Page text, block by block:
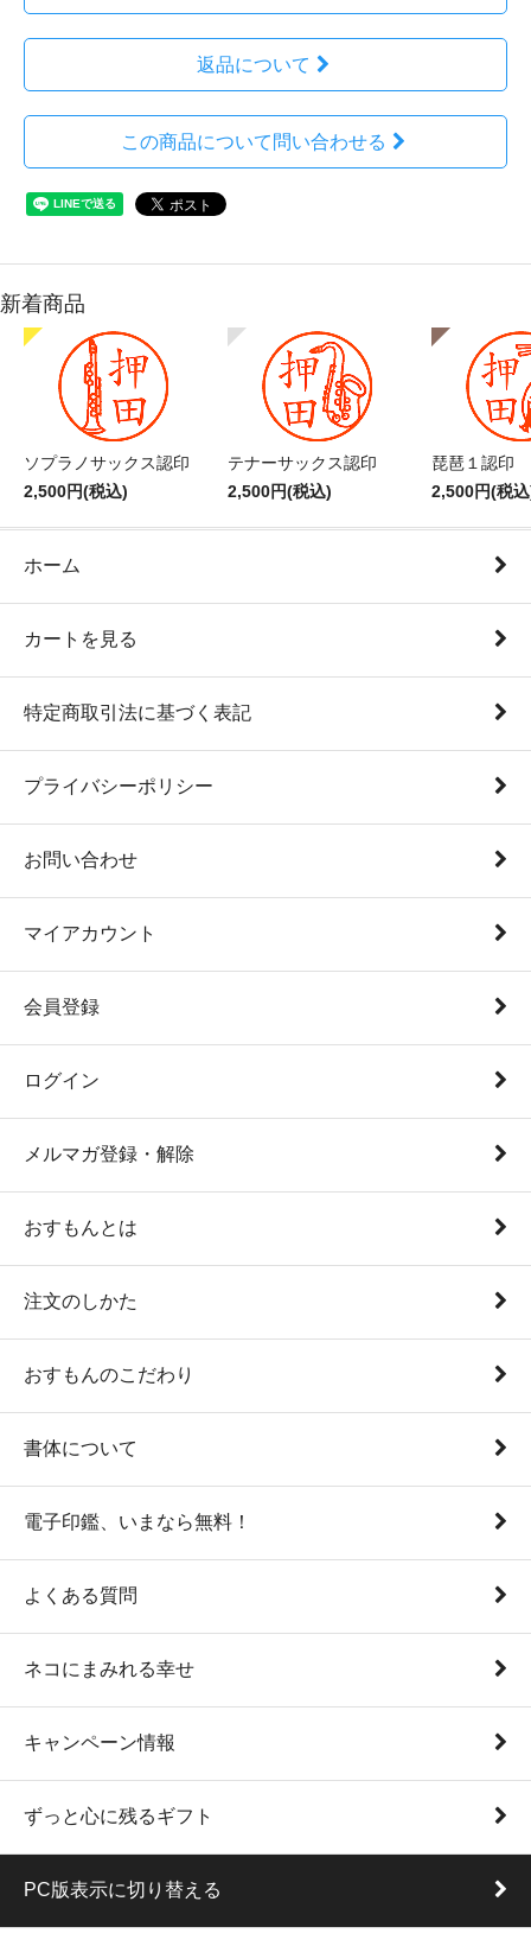
返品について
この商品について問い合わせる
新着商品
ソプラノサックス認印
2,500円(税込)
テナーサックス認印
2,500円(税込)
琵琶１認印
2,500円(税
ホーム
カートを見る
特定商取引法に基づく表記
プライバシーポリシー
お問い合わせ
マイアカウント
会員登録
ログイン
メルマガ登録・解除
おすもんとは
注文のしかた
おすもんのこだわり
書体について
電子印鑑、いまなら無料！
よくある質問
ネコにまみれる幸せ
キャンペーン情報
ずっと心に残るギフト
PC版表示に切り替える